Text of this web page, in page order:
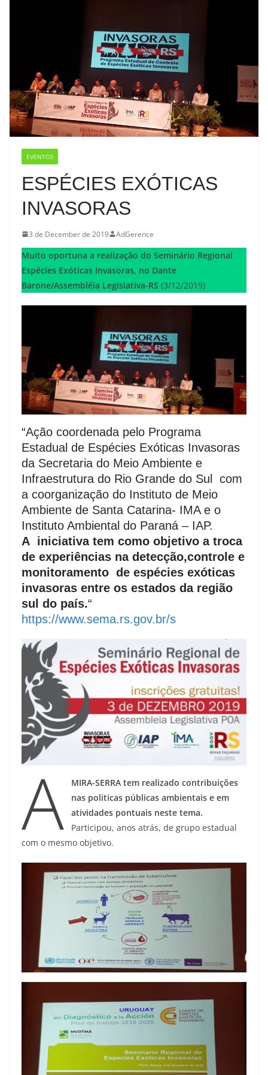
EVENTOS
ESPÉCIES EXÓTICAS
INVASORAS
3 de December de 2019 AdGerence
Muito oportuna a realização do Seminário Regional
Espécies Exóticas Invasoras, no Dante
Barone/Assembléia Legislativa-RS (3/12/2019)
“Ação coordenada pelo Programa
Estadual de Espécies Exóticas Invasoras
da Secretaria do Meio Ambiente e
Infraestrutura do Rio Grande do Sul com
a coorganização do Instituto de Meio
Ambiente de Santa Catarina- IMA e o
Instituto Ambiental do Paraná – IAP.
A iniciativa tem como objetivo a troca
de experiências na detecção,controle e
monitoramento de espécies exóticas
invasoras entre os estados da região
sul do país.“
https://www.sema.rs.gov.br/s
A
MIRA-SERRA tem realizado contribuições
nas politicas públicas ambientais e em
atividades pontuais neste tema.
Participou, anos atrás, de grupo estadual
com o mesmo objetivo.